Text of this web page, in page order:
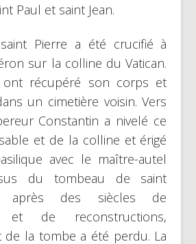
Paul et saint Jean.
Pierre a été crucifié à
sur la colline du Vatican.
ont récupéré son corps et
un cimetière voisin. Vers
Constantin a nivelé ce
et de la colline et érigé
avec le maître-autel
du tombeau de saint
après des siècles de
et de reconstructions,
de la tombe a été perdu. La